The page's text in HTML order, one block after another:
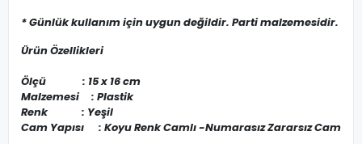
* Günlük kullanım için uygun değildir. Parti malzemesidir.
Ürün Özellikleri
Ölçü : 15 x 16 cm
Malzemesi : Plastik
Renk : Yeşil
Cam Yapısı : Koyu Renk Camlı -Numarasız Zararsız Cam